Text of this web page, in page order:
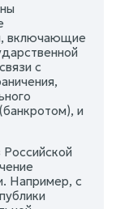
включающие
с
и
Например, с